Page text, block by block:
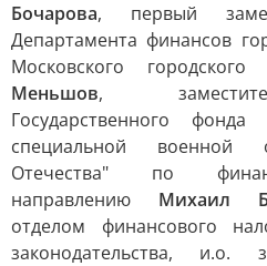
Бочарова, первый
Департамента финансов
Московского городского
Меньшов,
Государственного фонда
специальной военной
Отечества" по
направлению Михаил
отделом финансового
законодательства, и.о.